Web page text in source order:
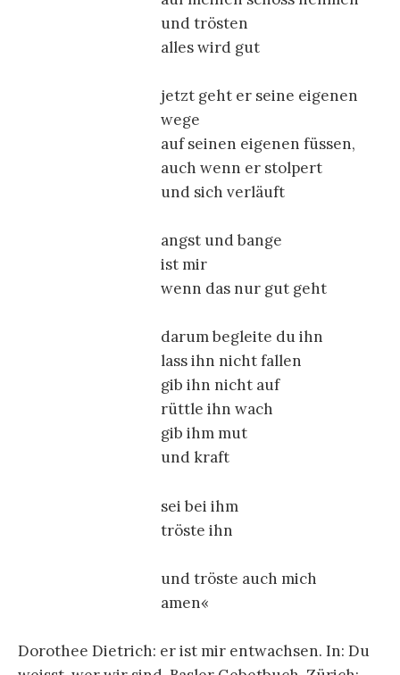
und trösten
alles wird gut
jetzt geht er seine eigenen
wege
auf seinen eigenen füssen,
auch wenn er stolpert
und sich verläuft
angst und bange
ist mir
wenn das nur gut geht
darum begleite du ihn
lass ihn nicht fallen
gib ihn nicht auf
rüttle ihn wach
gib ihm mut
und kraft
sei bei ihm
tröste ihn
und tröste auch mich
amen«
Dorothee Dietrich: er ist mir entwachsen. In: Du